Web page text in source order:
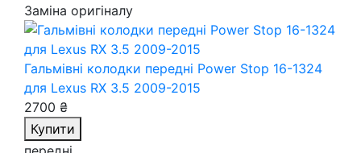
Заміна оригіналу
Гальмівні колодки передні Power Stop 16-1324
для Lexus RX 3.5 2009-2015
2700 ₴
Купити